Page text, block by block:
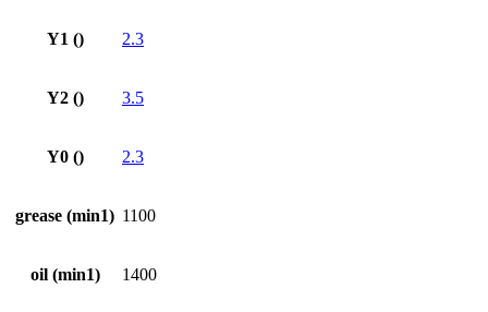
Y1 () 2.3
Y2 () 3.5
Y0 () 2.3
grease (min1) 1100
oil (min1) 1400